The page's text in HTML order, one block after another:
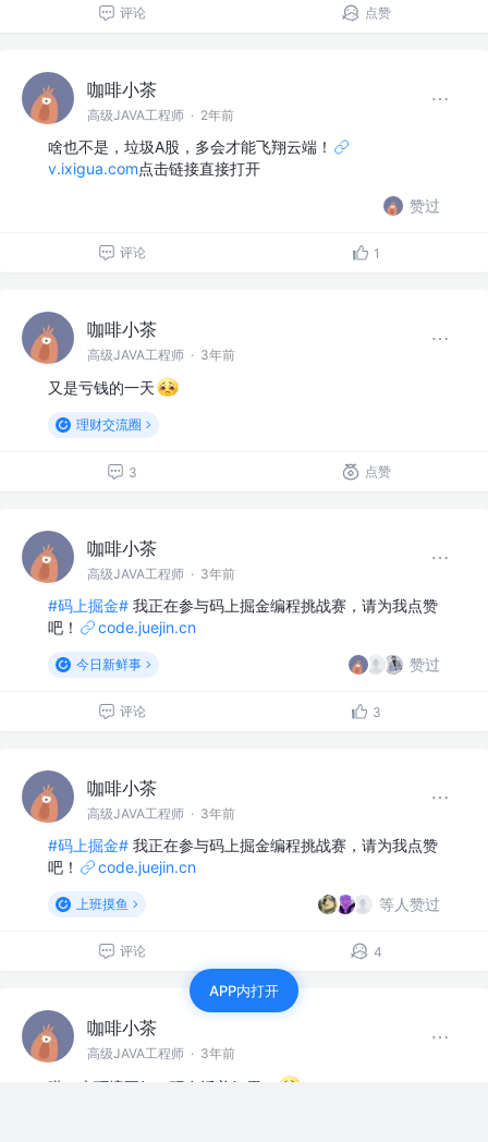
评论 点赞
咖啡小茶
高级JAVA工程师 · 2年前
啥也不是，垃圾A股，多会才能飞翔云端！
v.ixigua.com点击链接直接打开
赞过
评论 1
咖啡小茶
高级JAVA工程师 · 3年前
又是亏钱的一天
理财交流圈
3 点赞
咖啡小茶
高级JAVA工程师 · 3年前
#码上掘金# 我正在参与码上掘金编程挑战赛，请为我点赞
吧！
code.juejin.cn
今日新鲜事 赞过
评论 3
咖啡小茶
高级JAVA工程师 · 3年前
#码上掘金# 我正在参与码上掘金编程挑战赛，请为我点赞
吧！
code.juejin.cn
上班摸鱼 等人赞过
评论 4
咖啡小茶
高级JAVA工程师 · 3年前
哎，大环境不好，现在活着好累！
APP内打开